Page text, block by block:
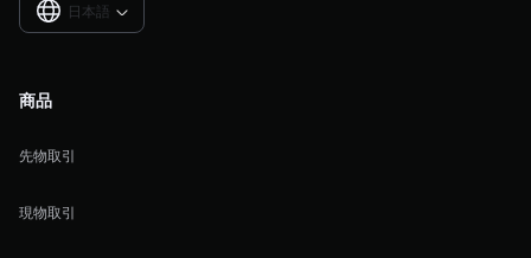
日本語 
商品
先物取引
現物取引